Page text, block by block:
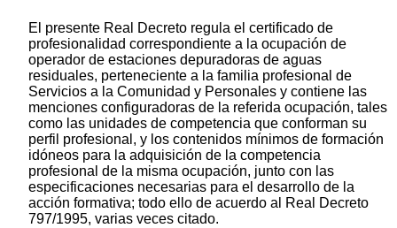
El presente Real Decreto regula el certificado de
profesionalidad correspondiente a la ocupación de
operador de estaciones depuradoras de aguas
residuales, perteneciente a la familia profesional de
Servicios a la Comunidad y Personales y contiene las
menciones configuradoras de la referida ocupación, tales
como las unidades de competencia que conforman su
perfil profesional, y los contenidos mínimos de formación
idóneos para la adquisición de la competencia
profesional de la misma ocupación, junto con las
especificaciones necesarias para el desarrollo de la
acción formativa; todo ello de acuerdo al Real Decreto
797/1995, varias veces citado.